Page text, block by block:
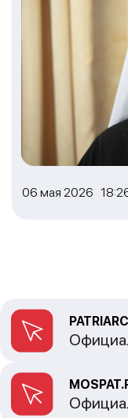
06 мая 2026